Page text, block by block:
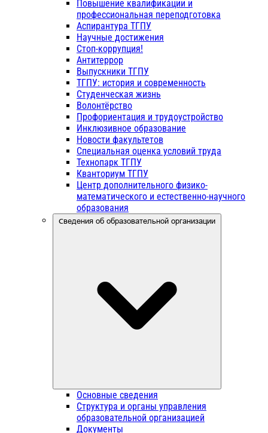
Повышение квалификации и
профессиональная переподготовка
Аспирантура ТГПУ
Научные достижения
Стоп-коррупция!
Антитеррор
Выпускники ТГПУ
ТГПУ: история и современность
Студенческая жизнь
Волонтёрство
Профориентация и трудоустройство
Инклюзивное образование
Новости факультетов
Специальная оценка условий труда
Технопарк ТГПУ
Кванториум ТГПУ
Центр дополнительного физико-
математического и естественно-научного
образования
Сведения об образовательной организации
Основные сведения
Структура и органы управления
образовательной организацией
Документы